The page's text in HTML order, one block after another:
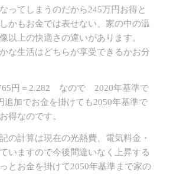
ってしまうのだから245万円お得と
かもお金では表せない、家の中の温
以上の快適さの違いがあります。
な生活はどちらが享受できるかお分
円＝2.282 なので 2020年基準で
追加でお金を掛けても2050年基準で
得なのです。
の計算は現在の光熱費、電気料金・
いますので今後間違いなく上昇する
とお金を掛けて2050年基準まで家の